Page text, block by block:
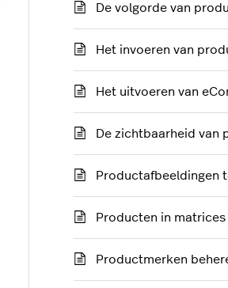
De volgorde van
Het invoeren van
Het uitvoeren van
De zichtbaarheid van
Productafbeeldingen
Producten in matrices
Productmerken